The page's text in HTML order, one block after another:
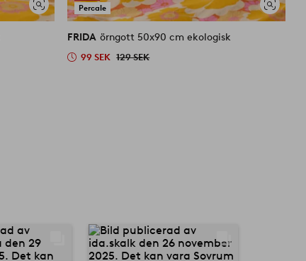
Visa
liknande
Percale
Visa
liknande
FRIDA örngott 50x90 cm ekologisk
99 SEK 129 SEK